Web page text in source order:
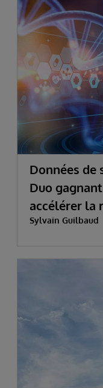
Données de
Duo
accélérer la
Sylvain Guilbaud